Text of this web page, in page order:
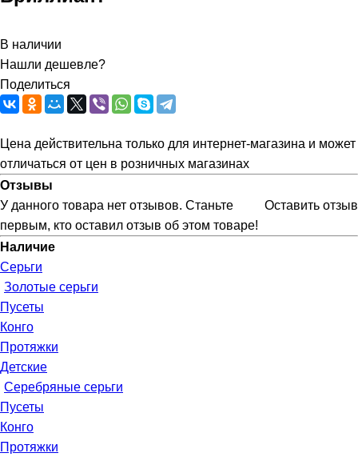
В наличии
Нашли дешевле?
Поделиться
Цена действительна только для интернет-магазина и может
отличаться от цен в розничных магазинах
Отзывы
Оставить отзыв
У данного товара нет отзывов. Станьте
первым, кто оставил отзыв об этом товаре!
Наличие
Серьги
Золотые серьги
Пусеты
Конго
Протяжки
Детские
Серебряные серьги
Пусеты
Конго
Протяжки